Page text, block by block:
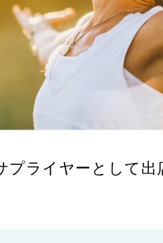
プライヤーとして